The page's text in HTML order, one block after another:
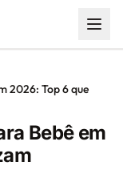
2026: Top 6 que
Bebê em